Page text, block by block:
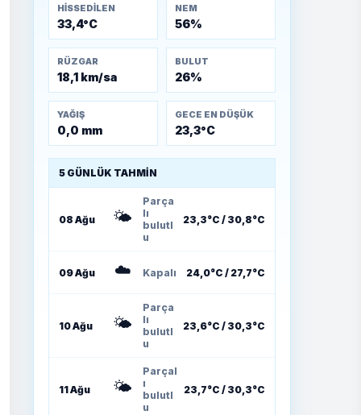
HISSEDILEN
33,4°C
NEM
56%
RÜZGAR
18,1 km/sa
BULUT
26%
YAĞIŞ
0,0 mm
GECE EN DÜŞÜK
23,3°C
5 GÜNLÜK TAHMIN
08 Ağu 🌤️
Parça
lı
bulutl
u
23,3°C / 30,8°C
09 Ağu ☁️ Kapalı 24,0°C / 27,7°C
10 Ağu 🌤️
Parça
lı
bulutl
u
23,6°C / 30,3°C
11 Ağu 🌤️
Parçal
ı
bulutl
u
23,7°C / 30,3°C